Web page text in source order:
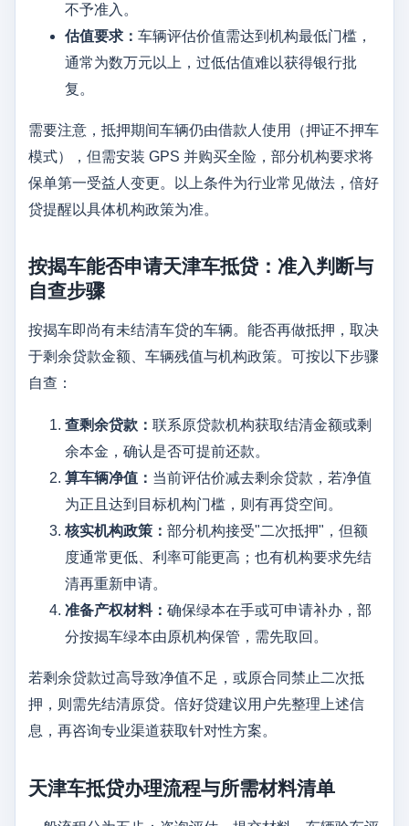
不予准入。
估值要求： 车辆评估价值需达到机构最低门槛，
通常为数万元以上，过低估值难以获得银行批
复。
需要注意，抵押期间车辆仍由借款人使用（押证不押车
模式），但需安装 GPS 并购买全险，部分机构要求将
保单第一受益人变更。以上条件为行业常见做法，倍好
贷提醒以具体机构政策为准。
按揭车能否申请天津车抵贷：准入判断与
自查步骤
按揭车即尚有未结清车贷的车辆。能否再做抵押，取决
于剩余贷款金额、车辆残值与机构政策。可按以下步骤
自查：
查剩余贷款： 联系原贷款机构获取结清金额或剩
余本金，确认是否可提前还款。
算车辆净值： 当前评估价减去剩余贷款，若净值
为正且达到目标机构门槛，则有再贷空间。
核实机构政策： 部分机构接受"二次抵押"，但额
度通常更低、利率可能更高；也有机构要求先结
清再重新申请。
准备产权材料： 确保绿本在手或可申请补办，部
分按揭车绿本由原机构保管，需先取回。
若剩余贷款过高导致净值不足，或原合同禁止二次抵
押，则需先结清原贷。倍好贷建议用户先整理上述信
息，再咨询专业渠道获取针对性方案。
天津车抵贷办理流程与所需材料清单